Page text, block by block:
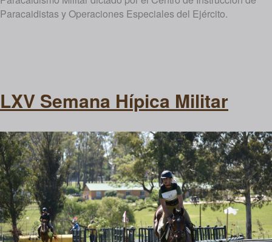
Paracaidistas y Operaciones Especiales del Ejército.
LXV Semana Hípica Militar